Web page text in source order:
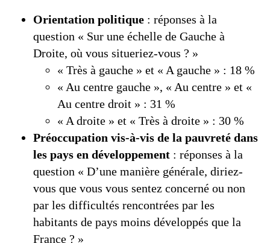
Orientation politique : réponses à la
question « Sur une échelle de Gauche à
Droite, où vous situeriez-vous ? »
« Très à gauche » et « A gauche » : 18 %
« Au centre gauche », « Au centre » et «
Au centre droit » : 31 %
« A droite » et « Très à droite » : 30 %
Préoccupation vis-à-vis de la pauvreté dans
les pays en développement : réponses à la
question « D’une manière générale, diriez-
vous que vous vous sentez concerné ou non
par les difficultés rencontrées par les
habitants de pays moins développés que la
France ? »